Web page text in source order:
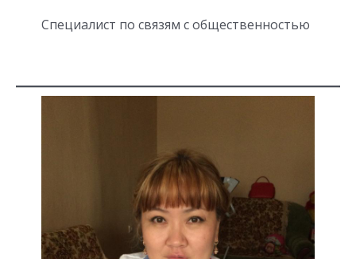
Специалист по связям с общественностью